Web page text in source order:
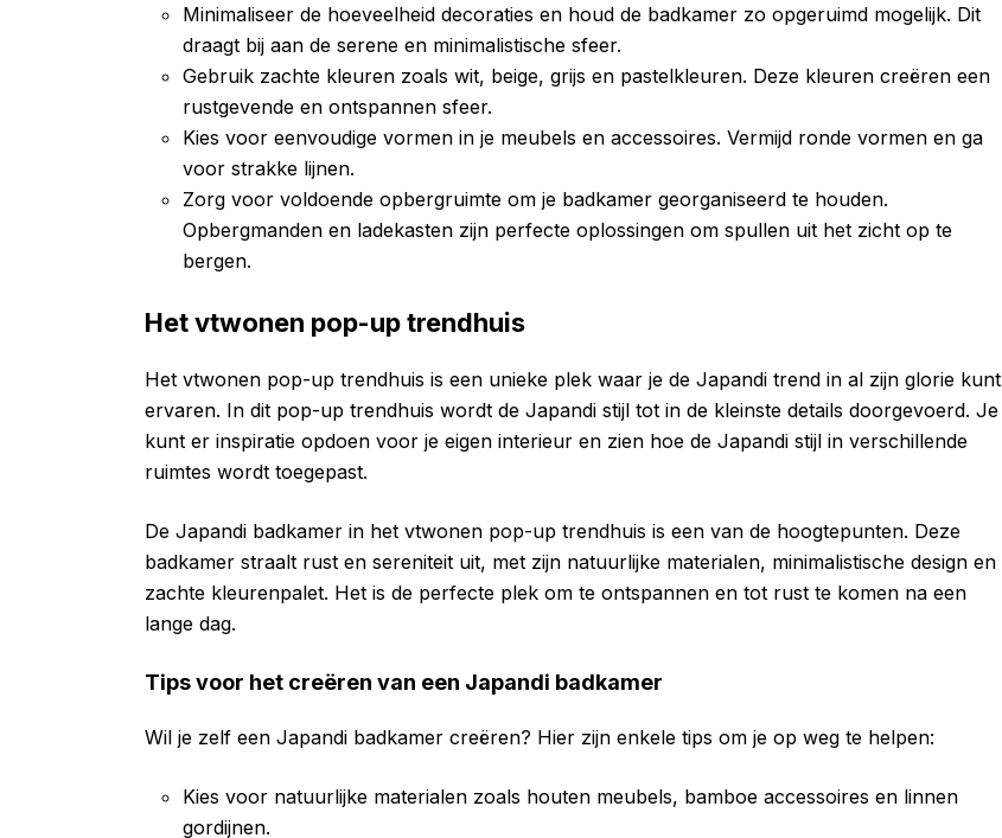
Minimaliseer de hoeveelheid decoraties en houd de badkamer zo opgeruimd mogelijk. Dit
draagt bij aan de serene en minimalistische sfeer.
Gebruik zachte kleuren zoals wit, beige, grijs en pastelkleuren. Deze kleuren creëren een
rustgevende en ontspannen sfeer.
Kies voor eenvoudige vormen in je meubels en accessoires. Vermijd ronde vormen en ga
voor strakke lijnen.
Zorg voor voldoende opbergruimte om je badkamer georganiseerd te houden.
Opbergmanden en ladekasten zijn perfecte oplossingen om spullen uit het zicht op te
bergen.
Het vtwonen pop-up trendhuis
Het vtwonen pop-up trendhuis is een unieke plek waar je de Japandi trend in al zijn glorie kunt
ervaren. In dit pop-up trendhuis wordt de Japandi stijl tot in de kleinste details doorgevoerd. Je
kunt er inspiratie opdoen voor je eigen interieur en zien hoe de Japandi stijl in verschillende
ruimtes wordt toegepast.
De Japandi badkamer in het vtwonen pop-up trendhuis is een van de hoogtepunten. Deze
badkamer straalt rust en sereniteit uit, met zijn natuurlijke materialen, minimalistische design en
zachte kleurenpalet. Het is de perfecte plek om te ontspannen en tot rust te komen na een
lange dag.
Tips voor het creëren van een Japandi badkamer
Wil je zelf een Japandi badkamer creëren? Hier zijn enkele tips om je op weg te helpen:
Kies voor natuurlijke materialen zoals houten meubels, bamboe accessoires en linnen
gordijnen.